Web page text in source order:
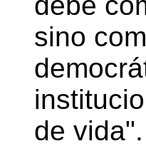
sino
de vida".